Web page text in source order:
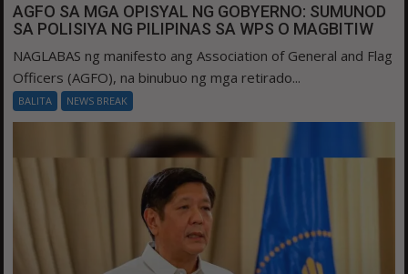
AGFO SA MGA OPISYAL NG GOBYERNO: SUMUNOD
SA POLISIYA NG PILIPINAS SA WPS O MAGBITIW
NAGLABAS ng manifesto ang Association of General and Flag
Officers (AGFO), na binubuo ng mga retirado...
BALITA NEWS BREAK